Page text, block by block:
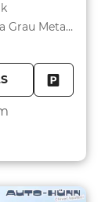
Timanfaya Grau Metallic